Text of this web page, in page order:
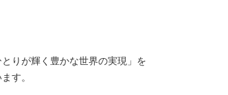
りが輝く豊かな世界の実現」を
す。